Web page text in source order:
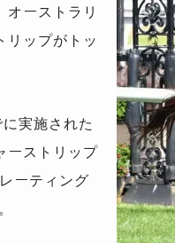
ーストラリ
リップがトッ
実施された
ーストリップ
ーティング